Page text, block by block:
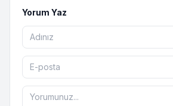
Yorum Yaz